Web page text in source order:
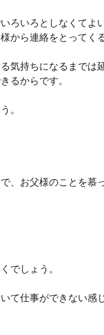
ろいろとしなくてよ
ら連絡をとってく
気持ちになるまでは
るからです。
。
、お父様のことを慕
でしょう。
て仕事ができない感